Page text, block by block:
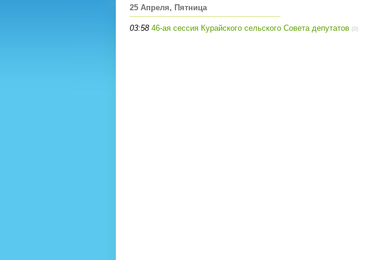
25 Апреля, Пятница
03:58 46-ая сессия Курайского сельского Совета депутатов (0)